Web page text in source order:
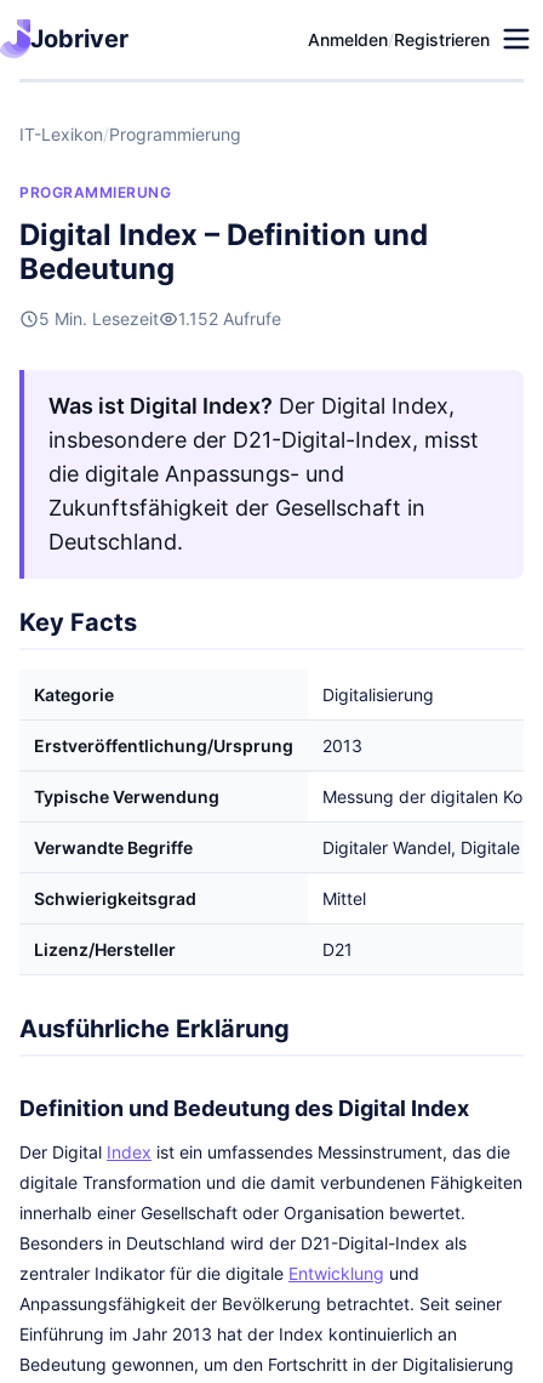
Jobriver Anmelden/Registrieren
IT-Lexikon/Programmierung
PROGRAMMIERUNG
Digital Index – Definition und
Bedeutung
5 Min. Lesezeit 1.152 Aufrufe
Was ist Digital Index? Der Digital Index,
insbesondere der D21-Digital-Index, misst
die digitale Anpassungs- und
Zukunftsfähigkeit der Gesellschaft in
Deutschland.
Key Facts
Kategorie Digitalisierung
Erstveröffentlichung/Ursprung 2013
Typische Verwendung Messung der digitalen
Verwandte Begriffe Digitaler Wandel, Digitale
Schwierigkeitsgrad Mittel
Lizenz/Hersteller D21
Ausführliche Erklärung
Definition und Bedeutung des Digital Index
Der Digital Index ist ein umfassendes Messinstrument, das die
digitale Transformation und die damit verbundenen Fähigkeiten
innerhalb einer Gesellschaft oder Organisation bewertet.
Besonders in Deutschland wird der D21-Digital-Index als
zentraler Indikator für die digitale Entwicklung und
Anpassungsfähigkeit der Bevölkerung betrachtet. Seit seiner
Einführung im Jahr 2013 hat der Index kontinuierlich an
Bedeutung gewonnen, um den Fortschritt in der Digitalisierung